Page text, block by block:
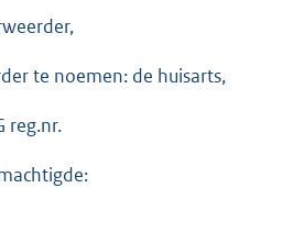
de huisarts,